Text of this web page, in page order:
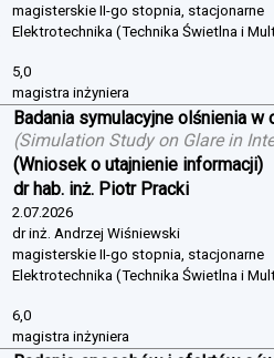
magisterskie II-go stopnia, stacjonarne
Elektrotechnika (Technika Świetlna i
5,0
magistra inżyniera
Badania symulacyjne olśnienia
(Simulation Study on Glare in
(Wniosek o utajnienie informacji)
dr hab. inż. Piotr Pracki
2.07.2026
dr inż. Andrzej Wiśniewski
magisterskie II-go stopnia, stacjonarne
Elektrotechnika (Technika Świetlna i
6,0
magistra inżyniera